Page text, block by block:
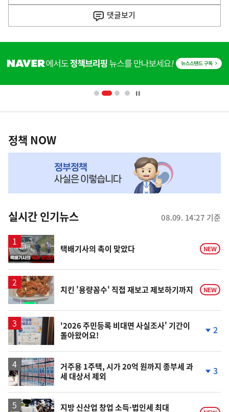
기
댓글보기
단
영
책
NOW,
뉴
스
정책 NOW
실시간 인기뉴스 08.09. 14:27 기준
영
상
택배기사의 촉이 맞았다 NEW
치킨 '용량꼼수' 직접 재보고 제보하기까지 NEW
'2026 주민등록 비대면 사실조사' 기간이
돌아왔어요!
하
2
거주용 1주택, 시가 20억 원까지 종부세 과
세 대상서 제외
하
락
3
지방 신산업 창업 소득·법인세 최대